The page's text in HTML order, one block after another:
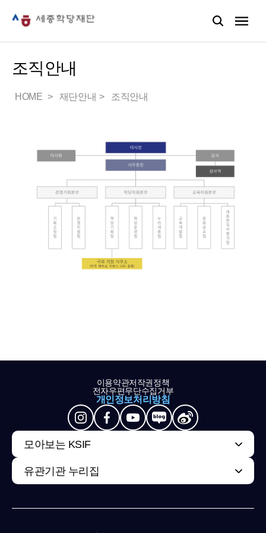
조직안내
HOME 재단안내 조직안내
이용약관저작권정책
전자우편무단수집거부
개인정보처리방침
모아보는 KSIF
유관기관 누리집